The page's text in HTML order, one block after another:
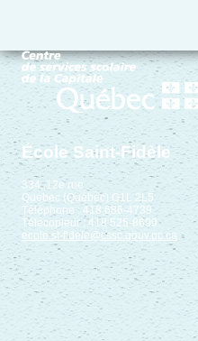
École Saint-Fidèle
334, 12e rue
Québec (Québec) G1L 2L5
Téléphone : 418 686-4739
Télécopieur : 418 525-8699
ecole.st-fidele@cssc.gouv.qc.ca